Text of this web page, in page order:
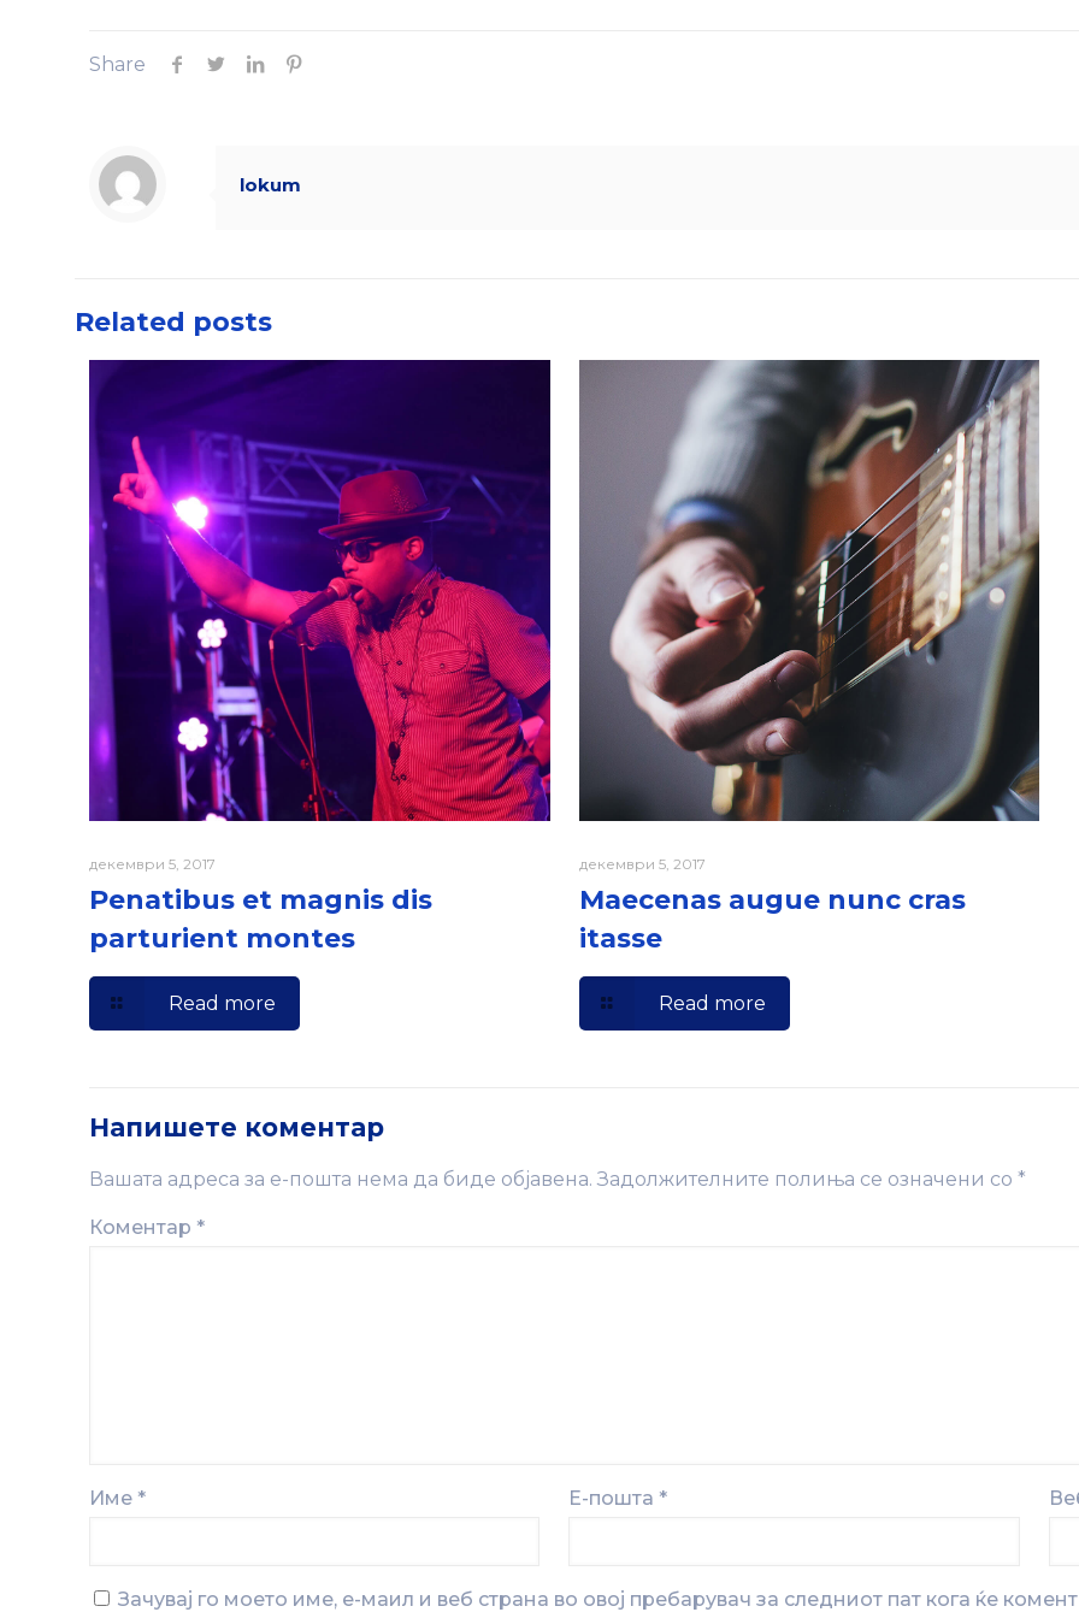
Share
lokum
Related posts
декември 5, 2017
Penatibus et magnis dis
parturient montes
Read more
декември 5, 2017
Maecenas augue nunc cras
itasse
Read more
Напишете коментар
Вашата адреса за е-пошта нема да биде објавена. Задолжителните полиња се означени со *
Коментар *
Име * Е-пошта *
Зачувај го моето име, е-маил и веб страна во овој пребарувач за следниот пат кога ќе